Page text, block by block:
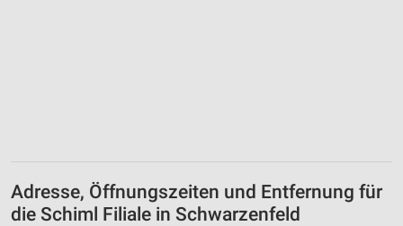
Adresse, Öffnungszeiten und Entfernung für
die Schiml Filiale in Schwarzenfeld